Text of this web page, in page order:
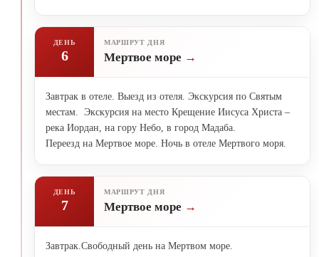
ДЕНЬ
6
МАРШРУТ ДНЯ
Мертвое море
Завтрак в отеле. Выезд из отеля. Экскурсия по Святым
местам. Экскурсия на место Крещение Иисуса Христа –
река Иордан, на гору Небо, в город Мадаба.
Переезд на Мертвое море. Ночь в отеле Мертвого моря.
ДЕНЬ
7
МАРШРУТ ДНЯ
Мертвое море
Завтрак.Свободный день на Мертвом море.